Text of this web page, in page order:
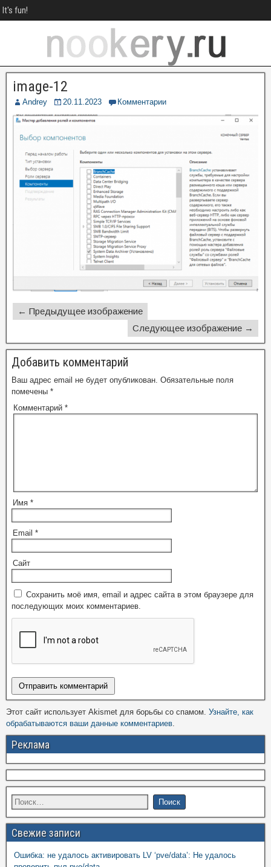
It's fun!
image-12
Andrey 20.11.2023 Комментарии
← Предыдущее изображение
Следующее изображение →
Добавить комментарий
Ваш адрес email не будет опубликован. Обязательные поля
помечены *
Комментарий *
Имя *
Email *
Сайт
Сохранить моё имя, email и адрес сайта в этом браузере для
последующих моих комментариев.
Этот сайт использует Akismet для борьбы со спамом. Узнайте, как
обрабатываются ваши данные комментариев.
Реклама
Свежие записи
Ошибка: не удалось активировать LV ‘pve/data’: Не удалось